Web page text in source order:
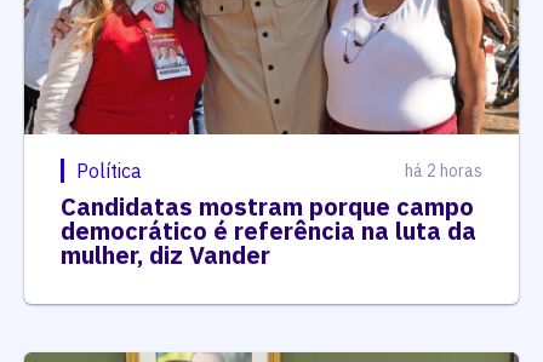
Política há 2 horas
Candidatas mostram porque campo
democrático é referência na luta da
mulher, diz Vander